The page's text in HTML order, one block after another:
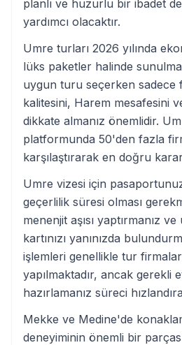
planlı ve huzurlu bir ibadet
yardımcı olacaktır.
Umre turları 2026 yılında
lüks paketler halinde
uygun turu seçerken sadece
kalitesini, Harem mesafesini
dikkate almanız önemlidir.
platformunda 50'den fazla
karşılaştırarak en doğru
Umre vizesi için
geçerlilik süresi olması
menenjit aşısı yaptırmanız ve
kartınızı yanınızda
işlemleri genellikle tur
yapılmaktadır, ancak gerekli
hazırlamanız süreci
Mekke ve Medine'de
deneyiminin önemli bir